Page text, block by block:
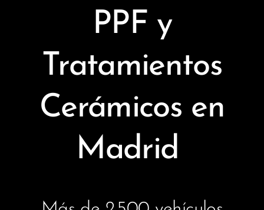
PPF y
Tratamientos
Cerámicos en
Madrid